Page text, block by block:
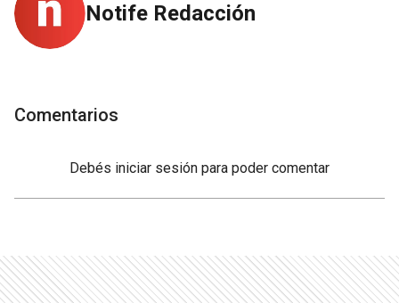
Notife Redacción
Comentarios
Debés iniciar sesión para poder comentar